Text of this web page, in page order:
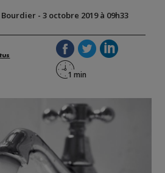
- 3 octobre 2019 à 09h33